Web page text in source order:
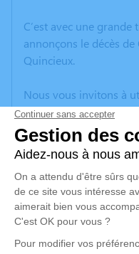
C’est avec une
annonçons le décès de
Quincieux.
Nous vous invitons à
vos condoléances,
anecdote ou exprimer
poèmes ou des textes.
d'expression dédié à
GAUTHERON.
Un service de
disponible ici